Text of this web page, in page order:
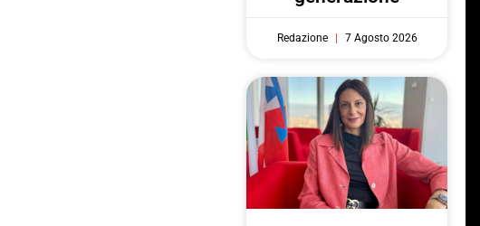
Redazione 7 Agosto 2026